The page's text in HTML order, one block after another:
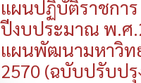
แผนปฏิบัติราชกา
ปีงบประมาณ พ.ศ
แผนพัฒนามหาวิท
2570 (ฉบับปรับป